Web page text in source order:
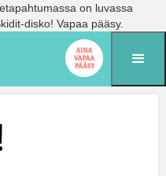
on luvassa
disko! Vapaa pääsy.